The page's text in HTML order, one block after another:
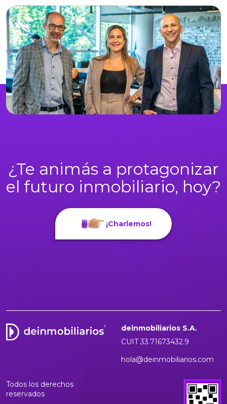
¿Te animás a protagonizar
el futuro inmobiliario, hoy?
¡Charlemos!
deinmobiliarios S.A.
CUIT 33.71673432.9
hola@deinmobiliarios.com
Todos los derechos
reservados